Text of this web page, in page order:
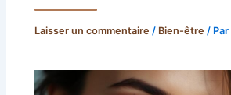
Laisser un commentaire / Bien-être / Par